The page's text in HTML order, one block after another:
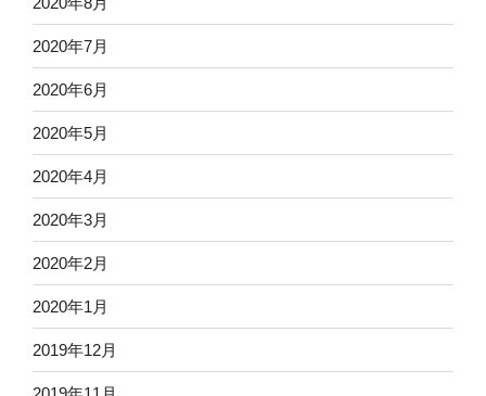
2020年7月
2020年6月
2020年5月
2020年4月
2020年3月
2020年2月
2020年1月
2019年12月